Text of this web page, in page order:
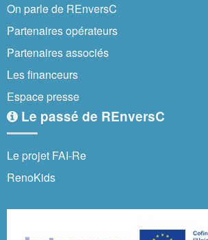
On parle de REnversC
Partenaires opérateurs
Partenaires associés
Les financeurs
Espace presse
Le passé de REnversC
Le projet FAI-Re
RenoKids